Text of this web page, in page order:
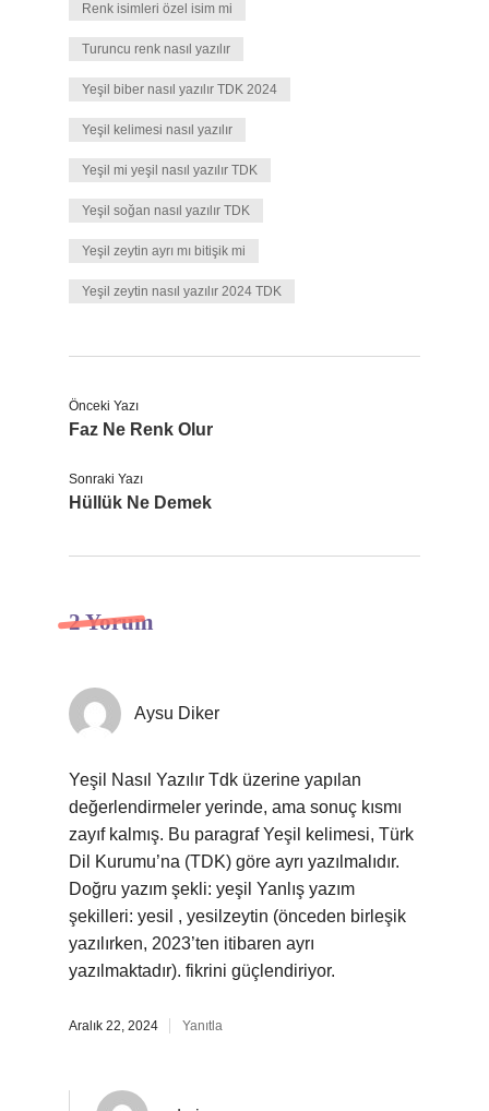
Renk isimleri özel isim mi
Turuncu renk nasıl yazılır
Yeşil biber nasıl yazılır TDK 2024
Yeşil kelimesi nasıl yazılır
Yeşil mi yeşil nasıl yazılır TDK
Yeşil soğan nasıl yazılır TDK
Yeşil zeytin ayrı mı bitişik mi
Yeşil zeytin nasıl yazılır 2024 TDK
Önceki Yazı
Faz Ne Renk Olur
Sonraki Yazı
Hüllük Ne Demek
2 Yorum
Aysu Diker
Yeşil Nasıl Yazılır Tdk üzerine yapılan
değerlendirmeler yerinde, ama sonuç kısmı
zayıf kalmış. Bu paragraf Yeşil kelimesi, Türk
Dil Kurumu’na (TDK) göre ayrı yazılmalıdır.
Doğru yazım şekli: yeşil Yanlış yazım
şekilleri: yesil , yesilzeytin (önceden birleşik
yazılırken, 2023’ten itibaren ayrı
yazılmaktadır). fikrini güçlendiriyor.
Aralık 22, 2024 Yanıtla